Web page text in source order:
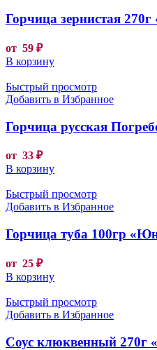
Горчица зернистая
от 59 ₽
В корзину
Быстрый просмотр
Добавить в Избранное
Горчица русская
от 33 ₽
В корзину
Быстрый просмотр
Добавить в Избранное
Горчица туба 100гр
от 25 ₽
В корзину
Быстрый просмотр
Добавить в Избранное
Соус клюквенный 270г